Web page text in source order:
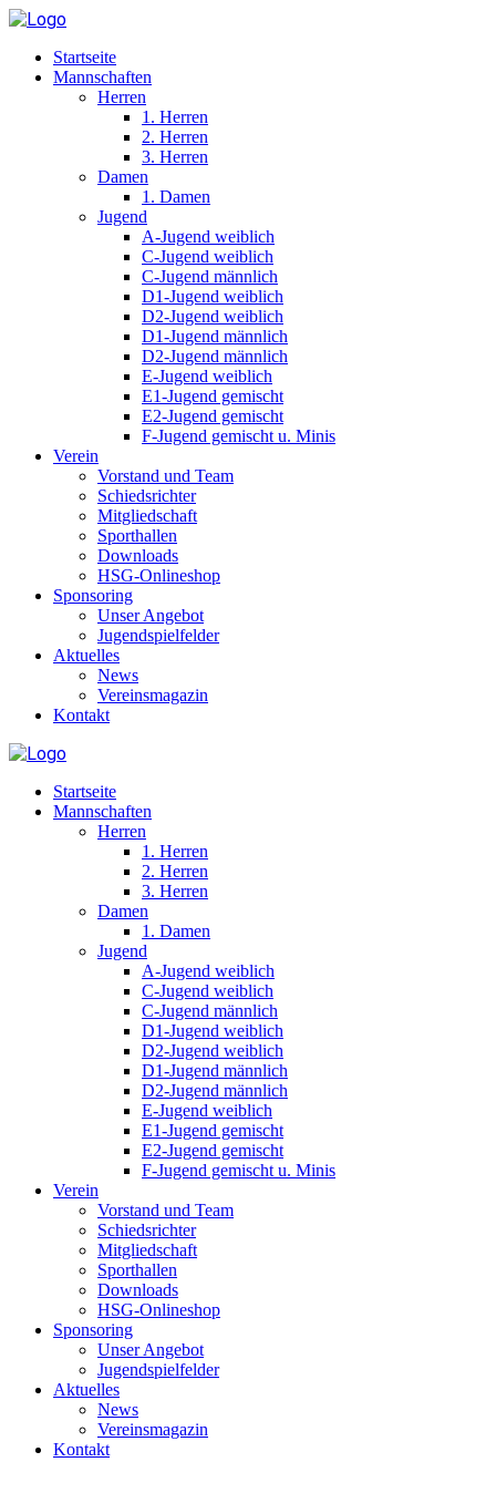
Startseite
Mannschaften
Herren
1. Herren
2. Herren
3. Herren
Damen
1. Damen
Jugend
A-Jugend weiblich
C-Jugend weiblich
C-Jugend männlich
D1-Jugend weiblich
D2-Jugend weiblich
D1-Jugend männlich
D2-Jugend männlich
E-Jugend weiblich
E1-Jugend gemischt
E2-Jugend gemischt
F-Jugend gemischt u. Minis
Verein
Vorstand und Team
Schiedsrichter
Mitgliedschaft
Sporthallen
Downloads
HSG-Onlineshop
Sponsoring
Unser Angebot
Jugendspielfelder
Aktuelles
News
Vereinsmagazin
Kontakt
Startseite
Mannschaften
Herren
1. Herren
2. Herren
3. Herren
Damen
1. Damen
Jugend
A-Jugend weiblich
C-Jugend weiblich
C-Jugend männlich
D1-Jugend weiblich
D2-Jugend weiblich
D1-Jugend männlich
D2-Jugend männlich
E-Jugend weiblich
E1-Jugend gemischt
E2-Jugend gemischt
F-Jugend gemischt u. Minis
Verein
Vorstand und Team
Schiedsrichter
Mitgliedschaft
Sporthallen
Downloads
HSG-Onlineshop
Sponsoring
Unser Angebot
Jugendspielfelder
Aktuelles
News
Vereinsmagazin
Kontakt